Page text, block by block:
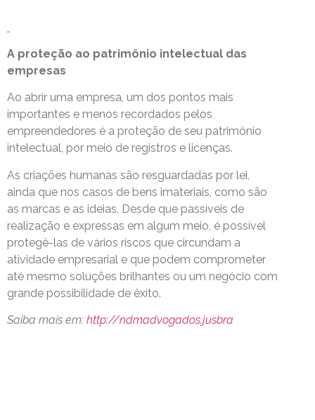
A proteção ao patrimônio intelectual das
empresas
Ao abrir uma empresa, um dos pontos mais
importantes e menos recordados pelos
empreendedores é a proteção de seu patrimônio
intelectual, por meio de registros e licenças.
As criações humanas são resguardadas por lei,
ainda que nos casos de bens imateriais, como são
as marcas e as ideias. Desde que passíveis de
realização e expressas em algum meio, é possível
protegê-las de vários riscos que circundam a
atividade empresarial e que podem comprometer
até mesmo soluções brilhantes ou um negócio com
grande possibilidade de êxito.
Saiba mais em: http://ndmadvogados.jusbra